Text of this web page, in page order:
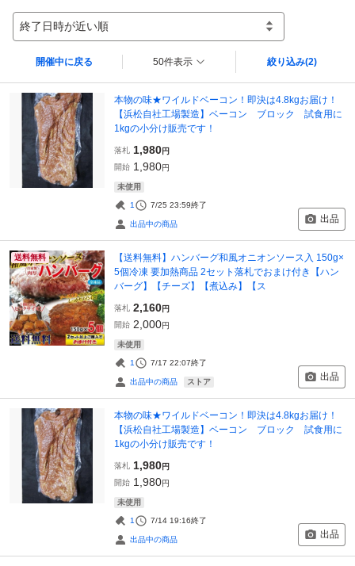
終了日時が近い順
開催中に戻る 50件表示 絞り込み(2)
本物の味★ワイルドベーコン！即決は4.8kgお届け！
【浜松自社工場製造】ベーコン ブロック 試食用に
1kgの小分け販売です！
落札 1,980円
開始 1,980円
未使用
1 7/25 23:59終了
出品中の商品 出品
送料無料
【送料無料】ハンバーグ和風オニオンソース入 150g×
5個冷凍 要加熱商品 2セット落札でおまけ付き【ハン
バーグ】【チーズ】【煮込み】【ス
落札 2,160円
開始 2,000円
未使用
1 7/17 22:07終了
出品中の商品 ストア 出品
本物の味★ワイルドベーコン！即決は4.8kgお届け！
【浜松自社工場製造】ベーコン ブロック 試食用に
1kgの小分け販売です！
落札 1,980円
開始 1,980円
未使用
1 7/14 19:16終了
出品中の商品 出品